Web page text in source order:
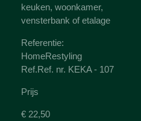
keuken, woonkamer,
vensterbank of etalage
Referentie:
HomeRestyling
Ref.Ref. nr. KEKA - 107
Prijs
€ 22,50